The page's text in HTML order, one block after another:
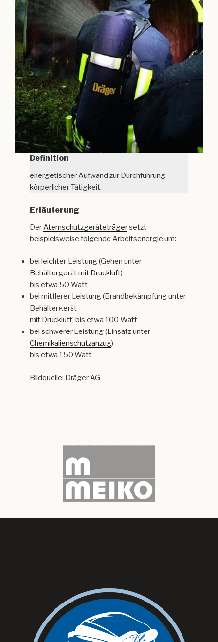
Definition
energetischer Aufwand zur Durchführung
körperlicher Tätigkeit.
Erläuterung
DerAtemschutzgeräteträgersetzt
beispielsweise folgende Arbeitsenergie um:
bei leichter Leistung (Gehen unter
Behältergerät mit Druckluft)
bis etwa 50 Watt
bei mittlerer Leistung (Brandbekämpfung unter
Behältergerät
mit Druckluft) bis etwa 100 Watt
bei schwerer Leistung (Einsatz unter
Chemikalienschutzanzug)
bis etwa 150 Watt.
Bildquelle: Dräger AG